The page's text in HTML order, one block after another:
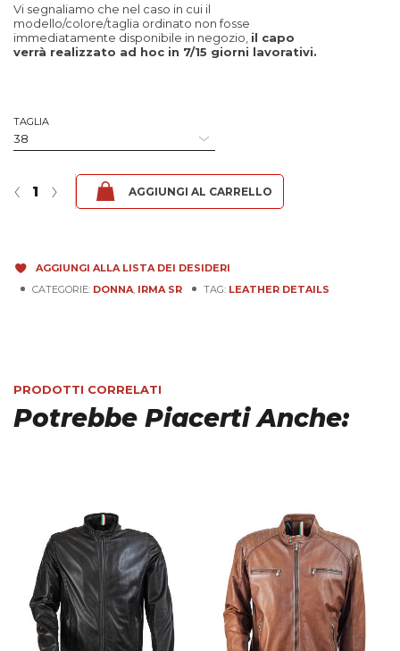
Vi segnaliamo che nel caso in cui il
modello/colore/taglia ordinato non fosse
immediatamente disponibile in negozio, il capo
verrà realizzato ad hoc in 7/15 giorni lavorativi.
TAGLIA
Irma SR - Fibula Tabacco quantità
›
‹ AGGIUNGI AL CARRELLO
AGGIUNGI ALLA LISTA DEI DESIDERI
CATEGORIE: DONNA, IRMA SR TAG: LEATHER DETAILS
PRODOTTI CORRELATI
Potrebbe Piacerti Anche: